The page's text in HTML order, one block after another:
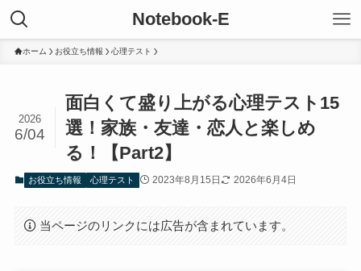
Notebook-E
ホーム お役立ち情報 心理テスト
面白くて盛り上がる心理テスト15
選！家族・友達・恋人と楽しめ
る！【Part2】
2026
6/04
お役立ち情報 心理テスト 2023年8月15日 2026年6月4日
当ページのリンクには広告が含まれています。